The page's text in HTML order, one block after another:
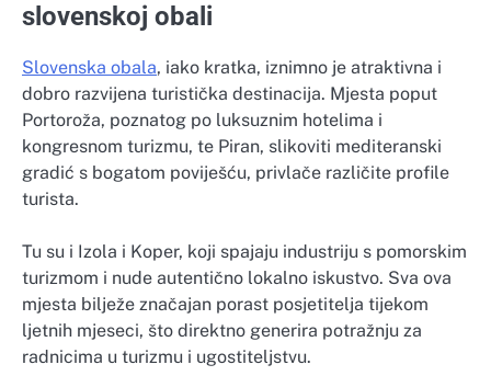
slovenskoj obali
Slovenska obala, iako kratka, iznimno je atraktivna i
dobro razvijena turistička destinacija. Mjesta poput
Portoroža, poznatog po luksuznim hotelima i
kongresnom turizmu, te Piran, slikoviti mediteranski
gradić s bogatom poviješću, privlače različite profile
turista.
Tu su i Izola i Koper, koji spajaju industriju s pomorskim
turizmom i nude autentično lokalno iskustvo. Sva ova
mjesta bilježe značajan porast posjetitelja tijekom
ljetnih mjeseci, što direktno generira potražnju za
radnicima u turizmu i ugostiteljstvu.